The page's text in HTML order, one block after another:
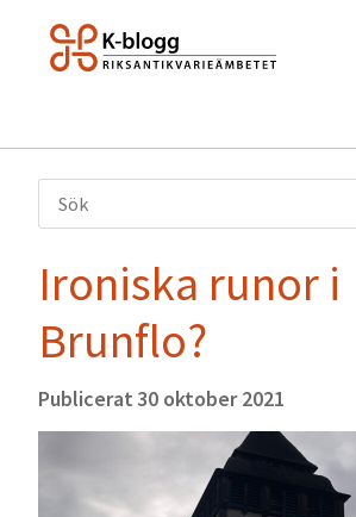
Ironiska runor i
Brunflo?
Publicerat30 oktober 2021